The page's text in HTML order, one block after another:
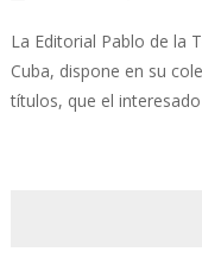
La Editorial Pablo de la
Cuba, dispone en su
títulos, que el